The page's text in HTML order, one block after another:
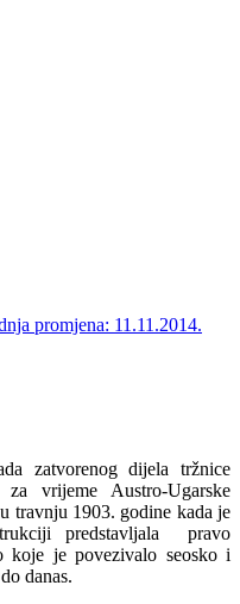
promjena: 11.11.2014.
zatvorenog dijela tržnice
vrijeme Austro-Ugarske
travnju 1903. godine kada je
predstavljala pravo
koje je povezivalo seosko i
danas.